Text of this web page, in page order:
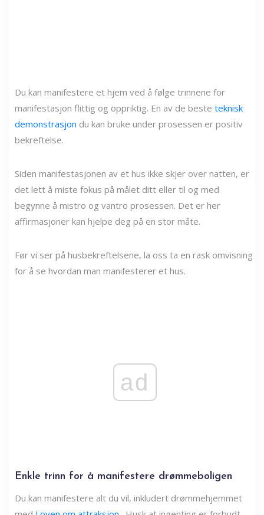
Du kan manifestere et hjem ved å følge trinnene for
manifestasjon flittig og oppriktig. En av de beste teknisk
demonstrasjon du kan bruke under prosessen er positiv
bekreftelse.
Siden manifestasjonen av et hus ikke skjer over natten, er
det lett å miste fokus på målet ditt eller til og med
begynne å mistro og vantro prosessen. Det er her
affirmasjoner kan hjelpe deg på en stor måte.
Før vi ser på husbekreftelsene, la oss ta en rask omvisning
for å se hvordan man manifesterer et hus.
ad
Enkle trinn for å manifestere drømmeboligen
Du kan manifestere alt du vil, inkludert drømmehjemmet